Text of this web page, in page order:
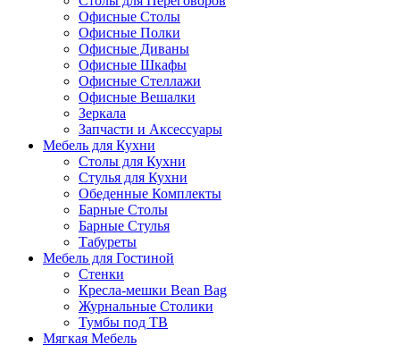
Офисные Столы
Офисные Полки
Офисные Диваны
Офисные Шкафы
Офисные Стеллажи
Офисные Вешалки
Зеркала
Запчасти и Аксессуары
Мебель для Кухни
Столы для Кухни
Стулья для Кухни
Обеденные Комплекты
Барные Столы
Барные Стулья
Табуреты
Мебель для Гостиной
Стенки
Кресла-мешки Bean Bag
Журнальные Столики
Тумбы под ТВ
Мягкая Мебель